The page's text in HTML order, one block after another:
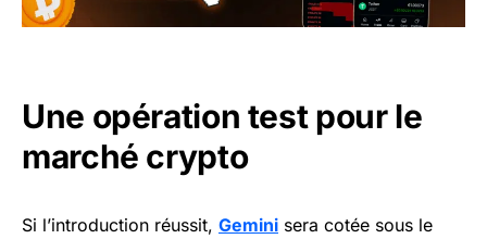
Une opération test pour le
marché crypto
Si l’introduction réussit, Gemini sera cotée sous le